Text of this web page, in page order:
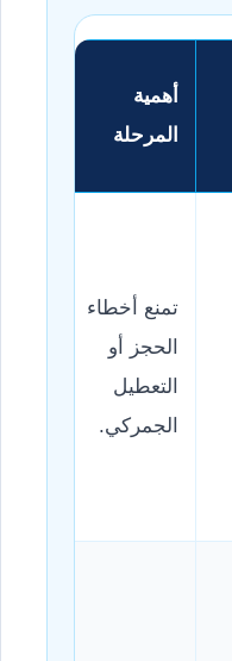
أهمية
المرحلة
تمنع أخطاء
الحجز أو
التعطيل
الجمركي.